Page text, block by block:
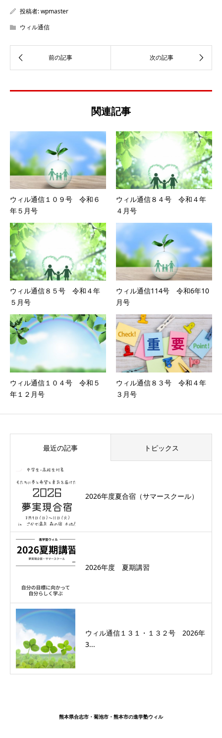
投稿者:wpmaster
ウィル通信
関連記事
ウィル通信１０９号 令和６
年５月号
ウィル通信８４号 令和４年
４月号
ウィル通信８５号 令和４年
５月号
ウィル通信114号 令和6年10
月号
ウィル通信１０４号 令和５
年１２月号
ウィル通信８３号 令和４年
３月号
最近の記事 トピックス
2026年度夏合宿（サマースクール）
2026年度 夏期講習
ウィル通信１３１・１３２号 2026年
3...
熊本県合志市・菊池市・熊本市の進学塾ウィル